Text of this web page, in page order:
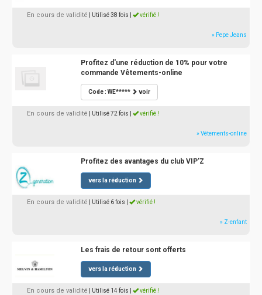
En cours de validité | Utilisé 38 fois vérifié !
» Pepe Jeans
Profitez d'une réduction de 10% pour votre
commande Vêtements-online
Code : WE***** voir
En cours de validité | Utilisé 72 fois vérifié !
» Vêtements-online
Profitez des avantages du club VIP'Z
vers la réduction
En cours de validité | Utilisé 6 fois vérifié !
» Z-enfant
Les frais de retour sont offerts
vers la réduction
En cours de validité | Utilisé 14 fois vérifié !